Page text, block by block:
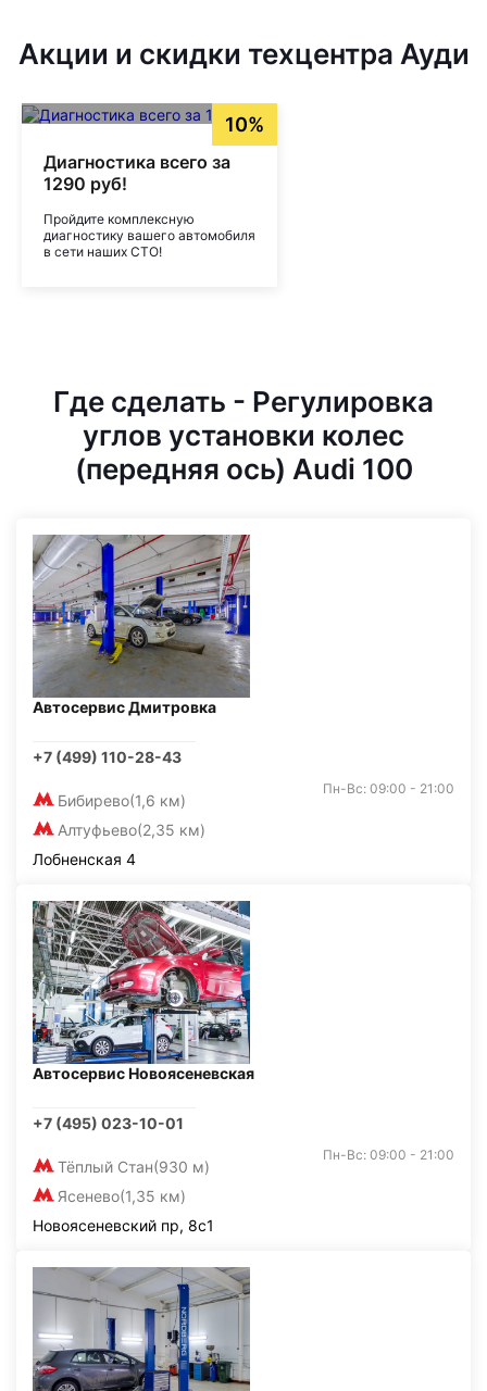
Акции и скидки техцентра Ауди
10%
Диагностика всего за
1290 руб!
Пройдите комплексную
диагностику вашего автомобиля
в сети наших СТО!
Где сделать - Регулировка
углов установки колес
(передняя ось) Audi 100
Автосервис Дмитровка
+7 (499) 110-28-43
Бибирево(1,6 км)
Алтуфьево(2,35 км)
Пн-Вс: 09:00 - 21:00
Лобненская 4
Автосервис Новоясеневская
+7 (495) 023-10-01
Тёплый Стан(930 м)
Ясенево(1,35 км)
Пн-Вс: 09:00 - 21:00
Новоясеневский пр, 8с1